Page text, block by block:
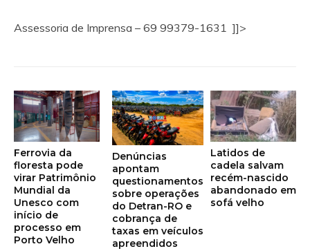
Assessoria de Imprensa – 69 99379-1631 ]]>
Ferrovia da
floresta pode
virar Patrimônio
Mundial da
Unesco com
início de
processo em
Porto Velho
Denúncias
apontam
questionamentos
sobre operações
do Detran-RO e
cobrança de
taxas em veículos
apreendidos
Latidos de
cadela salvam
recém-nascido
abandonado em
sofá velho